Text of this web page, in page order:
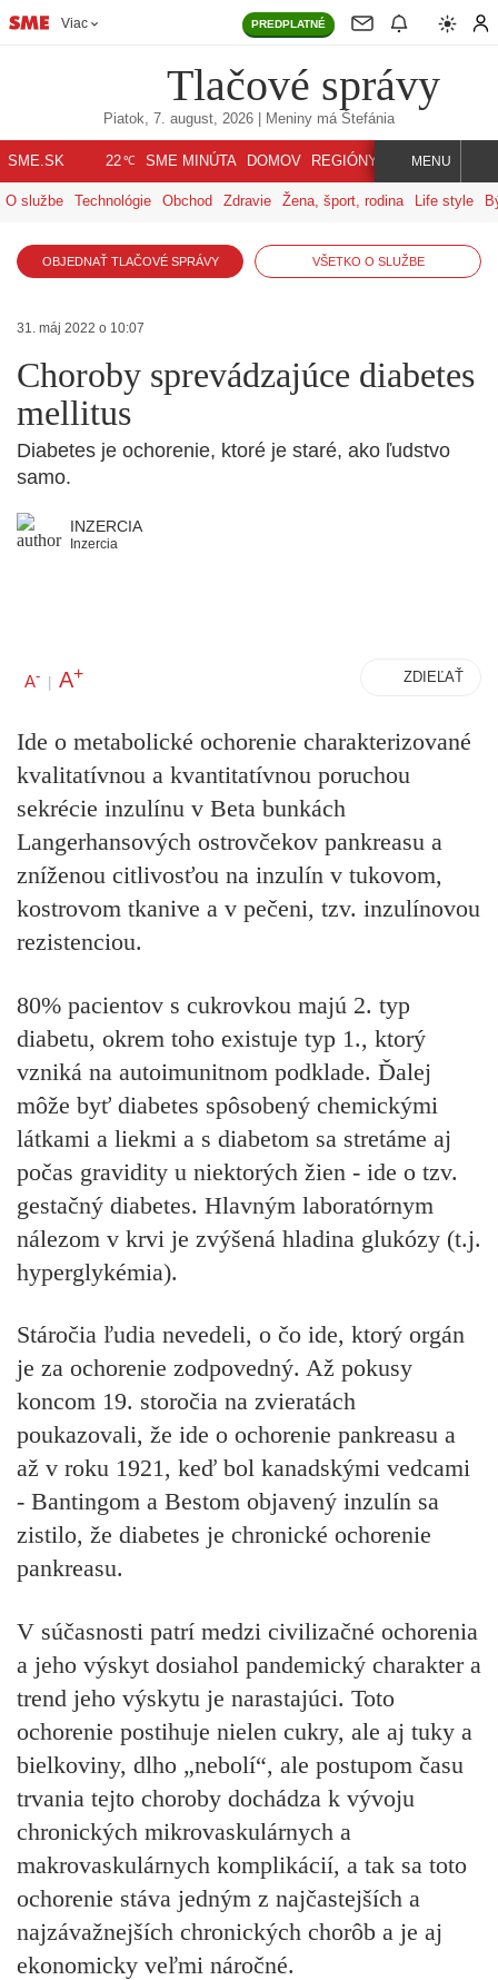
Viac PREDPLATNÉ
Tlačové správy
Piatok, 7. august, 2026 | Meniny má Štefánia
SME.SK 22℃ SME MINÚTA DOMOV REGIÓNY INDEX SVET
MENU
O službe Technológie Obchod Zdravie Žena, šport, rodina Life style
OBJEDNAŤ TLAČOVÉ SPRÁVY VŠETKO O SLUŽBE
31. máj 2022 o 10:07
Choroby sprevádzajúce diabetes
mellitus
Diabetes je ochorenie, ktoré je staré, ako ľudstvo
samo.
INZERCIA
Inzercia
A- | A+ ZDIEĽAŤ
Ide o metabolické ochorenie charakterizované
kvalitatívnou a kvantitatívnou poruchou
sekrécie inzulínu v Beta bunkách
Langerhansových ostrovčekov pankreasu a
zníženou citlivosťou na inzulín v tukovom,
kostrovom tkanive a v pečeni, tzv. inzulínovou
rezistenciou.
80% pacientov s cukrovkou majú 2. typ
diabetu, okrem toho existuje typ 1., ktorý
vzniká na autoimunitnom podklade. Ďalej
môže byť diabetes spôsobený chemickými
látkami a liekmi a s diabetom sa stretáme aj
počas gravidity u niektorých žien - ide o tzv.
gestačný diabetes. Hlavným laboratórnym
nálezom v krvi je zvýšená hladina glukózy (t.j.
hyperglykémia).
Stáročia ľudia nevedeli, o čo ide, ktorý orgán
je za ochorenie zodpovedný. Až pokusy
koncom 19. storočia na zvieratách
poukazovali, že ide o ochorenie pankreasu a
až v roku 1921, keď bol kanadskými vedcami
- Bantingom a Bestom objavený inzulín sa
zistilo, že diabetes je chronické ochorenie
pankreasu.
V súčasnosti patrí medzi civilizačné ochorenia
a jeho výskyt dosiahol pandemický charakter a
trend jeho výskytu je narastajúci. Toto
ochorenie postihuje nielen cukry, ale aj tuky a
bielkoviny, dlho „nebolí“, ale postupom času
trvania tejto choroby dochádza k vývoju
chronických mikrovaskulárnych a
makrovaskulárnych komplikácií, a tak sa toto
ochorenie stáva jedným z najčastejších a
najzávažnejších chronických chorôb a je aj
ekonomicky veľmi náročné.